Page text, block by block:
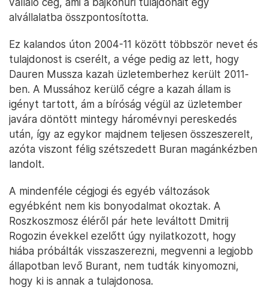
alvállalatba összpontosította.
Ez kalandos úton 2004-11 között többször nevet és
tulajdonost is cserélt, a vége pedig az lett, hogy
Dauren Mussza kazah üzletemberhez került 2011-
ben. A Mussához kerülő cégre a kazah állam is
igényt tartott, ám a bíróság végül az üzletember
javára döntött mintegy háromévnyi pereskedés
után, így az egykor majdnem teljesen összeszerelt,
azóta viszont félig szétszedett Buran magánkézben
landolt.
A mindenféle cégjogi és egyéb változások
egyébként nem kis bonyodalmat okoztak. A
Roszkoszmosz éléről pár hete leváltott Dmitrij
Rogozin évekkel ezelőtt úgy nyilatkozott, hogy
hiába próbálták visszaszerezni, megvenni a legjobb
állapotban levő Burant, nem tudták kinyomozni,
hogy ki is annak a tulajdonosa.